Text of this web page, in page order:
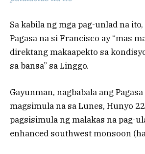
Sa kabila ng mga pag-unlad na
Pagasa na si Francisco ay “mas
direktang makaapekto sa
sa bansa” sa Linggo.
Gayunman, nagbabala ang
magsimula na sa Lunes, Hunyo
pagsisimula ng malakas na pag-
enhanced southwest monsoon